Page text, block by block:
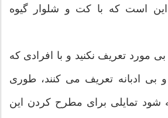
این است که با کت و شلوار گیوه
مورد تعریف نکنید و با افرادی که
ادبانه تعریف می کنند، طوری
شود تمایلی برای مطرح کردن این